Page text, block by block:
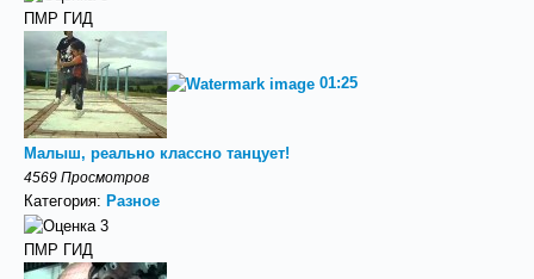
ПМР ГИД
01:25
Малыш, реально классно танцует!
4569 Просмотров
Категория: Разное
ПМР ГИД